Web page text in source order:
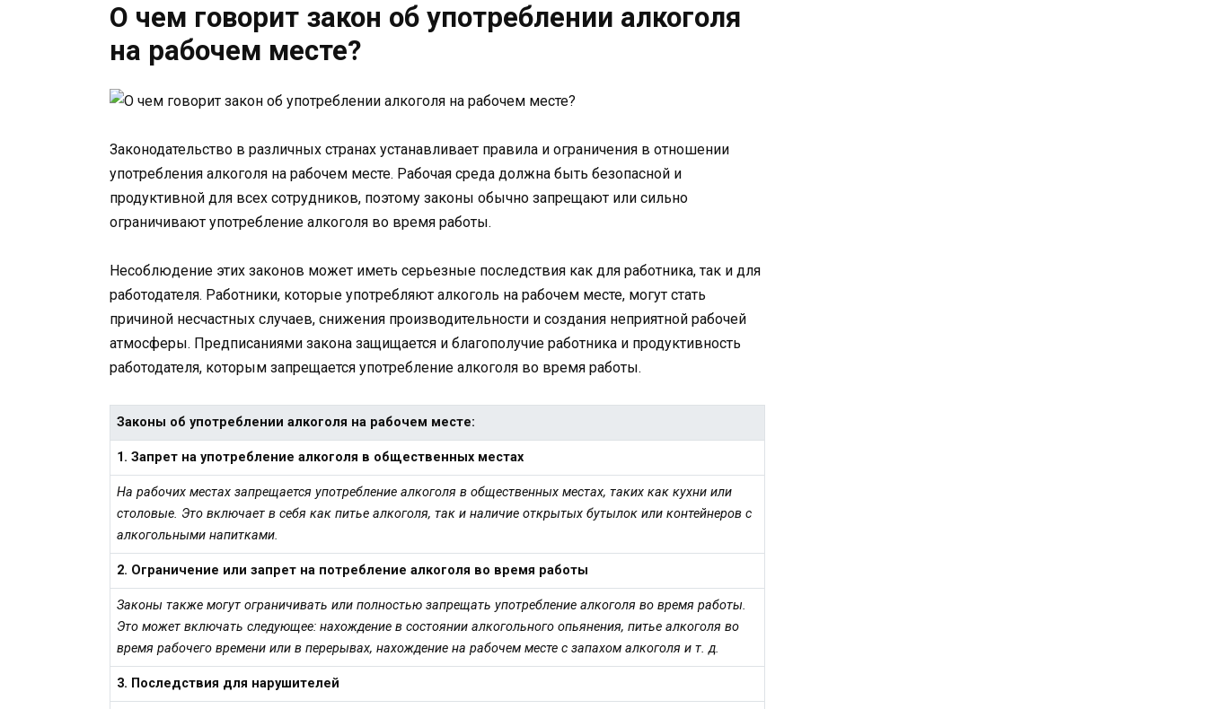
О чем говорит закон об употреблении алкоголя
на рабочем месте?
Законодательство в различных странах устанавливает правила и ограничения в отношении
употребления алкоголя на рабочем месте. Рабочая среда должна быть безопасной и
продуктивной для всех сотрудников, поэтому законы обычно запрещают или сильно
ограничивают употребление алкоголя во время работы.
Несоблюдение этих законов может иметь серьезные последствия как для работника, так и для
работодателя. Работники, которые употребляют алкоголь на рабочем месте, могут стать
причиной несчастных случаев, снижения производительности и создания неприятной рабочей
атмосферы. Предписаниями закона защищается и благополучие работника и продуктивность
работодателя, которым запрещается употребление алкоголя во время работы.
Законы об употреблении алкоголя на рабочем месте:
1. Запрет на употребление алкоголя в общественных местах
На рабочих местах запрещается употребление алкоголя в общественных местах, таких как кухни или
столовые. Это включает в себя как питье алкоголя, так и наличие открытых бутылок или контейнеров с
алкогольными напитками.
2. Ограничение или запрет на потребление алкоголя во время работы
Законы также могут ограничивать или полностью запрещать употребление алкоголя во время работы.
Это может включать следующее: нахождение в состоянии алкогольного опьянения, питье алкоголя во
время рабочего времени или в перерывах, нахождение на рабочем месте с запахом алкоголя и т. д.
3. Последствия для нарушителей